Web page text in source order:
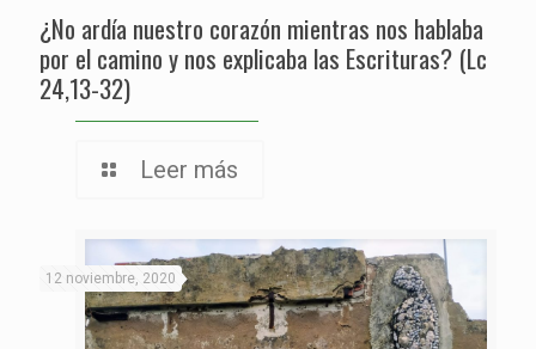
¿No ardía nuestro corazón mientras nos hablaba
por el camino y nos explicaba las Escrituras? (Lc
24,13-32)
Leer más
12 noviembre, 2020